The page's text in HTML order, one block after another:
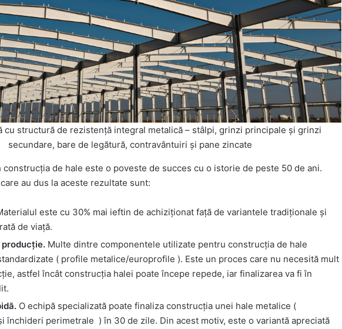
cu structură de rezistență integral metalică – stâlpi, grinzi principale și grinzi
secundare, bare de legătură, contravântuiri și pane zincate
de hale este o poveste de succes cu o istorie de peste 50 de ani.
au dus la aceste rezultate sunt:
este cu 30% mai ieftin de achiziționat față de variantele tradiționale și
de viață.
producție. Multe dintre componentele utilizate pentru construcția de hale
( profile metalice/europrofile ). Este un proces care nu necesită mult
astfel încât construcția halei poate începe repede, iar finalizarea va fi în
O echipă specializată poate finaliza construcția unei hale metalice (
închideri perimetrale ) în 30 de zile. Din acest motiv, este o variantă apreciată